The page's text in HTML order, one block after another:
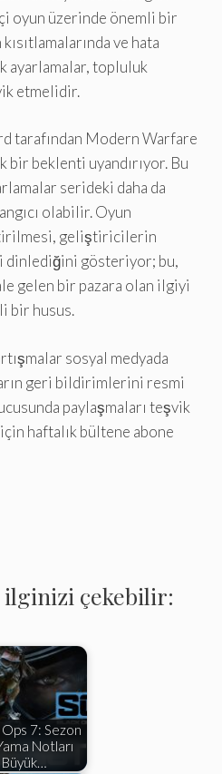
oyun üzerinde önemli bir
ve hata
ayarlamalar, topluluk
etmelidir.
tarafından Modern Warfare
bir beklenti uyandırıyor. Bu
serideki daha da
olabilir. Oyun
geliştiricilerin
gösteriyor; bu,
gelen bir pazara olan ilgiyi
bir husus.
sosyal medyada
geri bildirimlerini resmi
paylaşmaları teşvik
haftalık bültene abone
ilginizi çekebilir:
Ops 7: Sezon
Notları
Büyük…